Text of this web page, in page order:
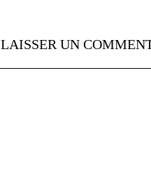
LAISSER UN